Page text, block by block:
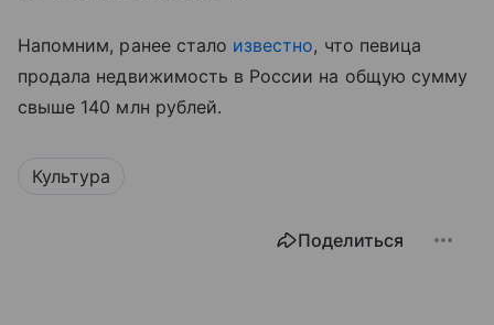
Напомним, ранее стало известно, что певица
продала недвижимость в России на общую сумму
свыше 140 млн рублей.
Культура
Поделиться